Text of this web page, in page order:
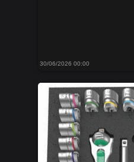
30/06/2026 00:00